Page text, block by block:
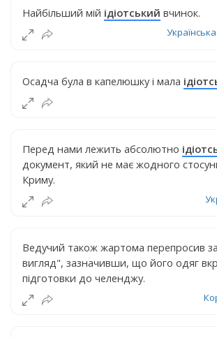
Найбільший мій ідіотський вчинок.
Осадча була в капелюшку і мала
Перед нами лежить абсолютно
документ, який не має жодного
Криму.
Ведучий також жартома перепросив
вигляд", зазначивши, що його одяг
підготовки до челенджу.